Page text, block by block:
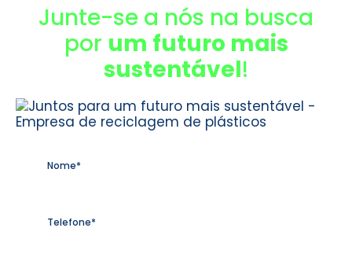
Junte-se a nós na busca
por um futuro mais
sustentável!